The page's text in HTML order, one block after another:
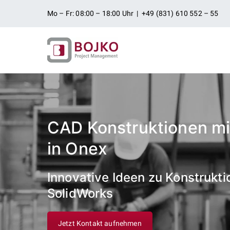
Mo – Fr: 08:00 – 18:00 Uhr | +49 (831) 610 552 – 55
CAD Konstruktionen
in Onex
Innovative Ideen zu
SolidWorks
Jetzt Kontakt aufnehmen